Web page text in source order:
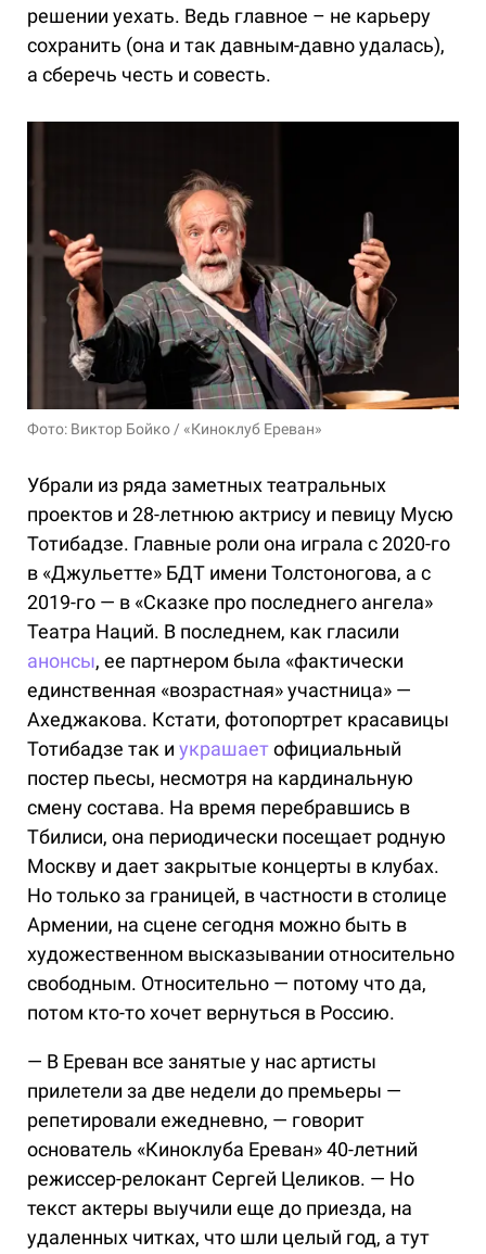
решении уехать. Ведь главное – не карьеру
сохранить (она и так давным-давно удалась),
а сберечь честь и совесть.
Фото: Виктор Бойко / «Киноклуб Ереван»
Убрали из ряда заметных театральных
проектов и 28-летнюю актрису и певицу Мусю
Тотибадзе. Главные роли она играла с 2020-го
в «Джульетте» БДТ имени Толстоногова, а с
2019-го — в «Сказке про последнего ангела»
Театра Наций. В последнем, как гласили
анонсы, ее партнером была «фактически
единственная «возрастная» участница» —
Ахеджакова. Кстати, фотопортрет красавицы
Тотибадзе так и украшаетофициальный
постер пьесы, несмотря на кардинальную
смену состава. На время перебравшись в
Тбилиси, она периодически посещает родную
Москву и дает закрытые концерты в клубах.
Но только за границей, в частности в столице
Армении, на сцене сегодня можно быть в
художественном высказывании относительно
свободным. Относительно — потому что да,
потом кто-то хочет вернуться в Россию.
— В Ереван все занятые у нас артисты
прилетели за две недели до премьеры —
репетировали ежедневно, — говорит
основатель «Киноклуба Ереван» 40-летний
режиссер-релокант Сергей Целиков. — Но
текст актеры выучили еще до приезда, на
удаленных читках, что шли целый год, а тут